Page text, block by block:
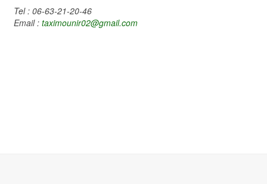
Tel : 06-63-21-20-46
Email : taximounir02@gmail.com